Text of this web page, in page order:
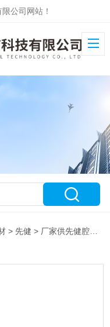
公司网站！
> 先健 > 厂家供先健腔静脉滤器系统